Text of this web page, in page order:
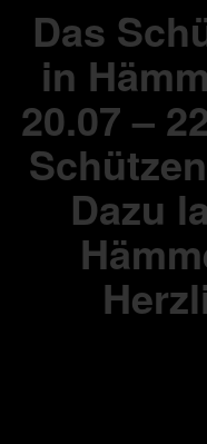
Das
in
20.07 –
Dazu